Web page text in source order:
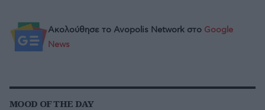
Ακολούθησε το Avopolis Network στο Google
News
MOOD OF THE DAY